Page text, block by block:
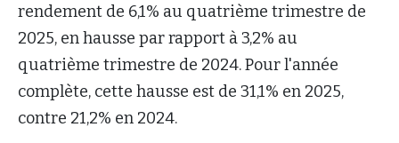
rendement de 6,1% au quatrième trimestre de
2025, en hausse par rapport à 3,2% au
quatrième trimestre de 2024. Pour l'année
complète, cette hausse est de 31,1% en 2025,
contre 21,2% en 2024.